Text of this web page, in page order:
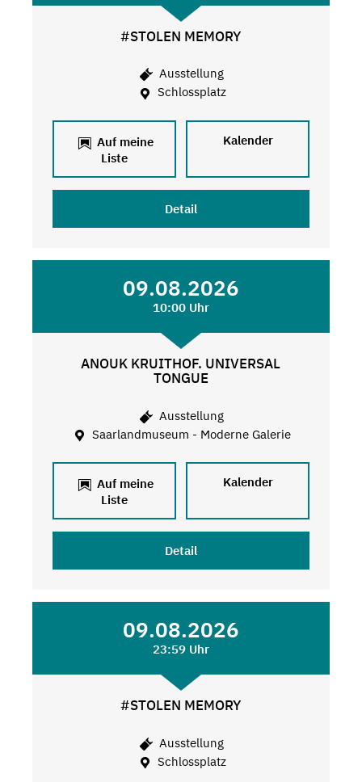
#STOLEN MEMORY
Ausstellung
Schlossplatz
Auf meine
Liste
Kalender
Detail
09.08.2026
10:00 Uhr
ANOUK KRUITHOF. UNIVERSAL
TONGUE
Ausstellung
Saarlandmuseum - Moderne Galerie
Auf meine
Liste
Kalender
Detail
09.08.2026
23:59 Uhr
#STOLEN MEMORY
Ausstellung
Schlossplatz